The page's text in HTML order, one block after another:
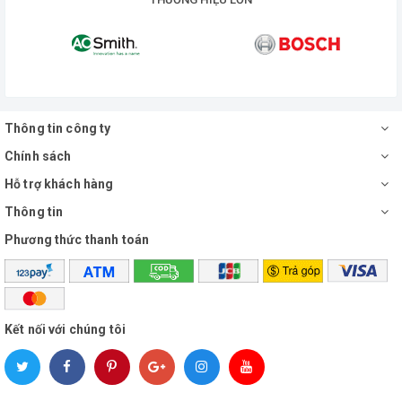
Xuất xứ: Nhật Bản
Thông tin công ty
Chính sách
Hỗ trợ khách hàng
Thông tin
Phương thức thanh toán
Kết nối với chúng tôi